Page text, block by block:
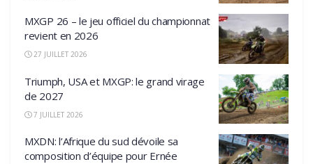
MXGP 26 – le jeu officiel du championnat
revient en 2026
27 JUILLET 2026
Triumph, USA et MXGP: le grand virage
de 2027
7 JUILLET 2026
MXDN: l’Afrique du sud dévoile sa
composition d’équipe pour Ernée